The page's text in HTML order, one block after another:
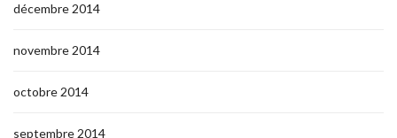
décembre 2014
novembre 2014
octobre 2014
septembre 2014